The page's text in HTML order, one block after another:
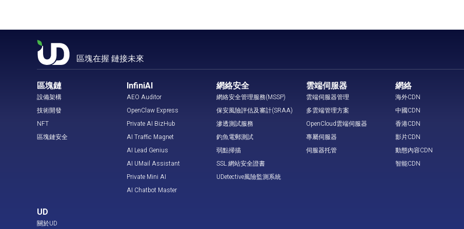
區塊在握 鏈接未來
區塊鏈
設備架構
技術開發
NFT
區塊鏈安全
InfiniAI
AEO Auditor
OpenClaw Express
Private AI BizHub
AI Traffic Magnet
AI Lead Genius
AI UMail Assistant
Private Mini AI
AI Chatbot Master
網絡安全
網絡安全管理服務(MSSP)
保安風險評估及審計(SRAA)
滲透測試服務
釣魚電郵測試
弱點掃描
SSL 網站安全證書
UDetective風險監測系統
雲端伺服器
雲端伺服器管理
多雲端管理方案
OpenCloud雲端伺服器
專屬伺服器
伺服器托管
網絡
海外CDN
中國CDN
香港CDN
影片CDN
動態內容CDN
智能CDN
UD
關於UD